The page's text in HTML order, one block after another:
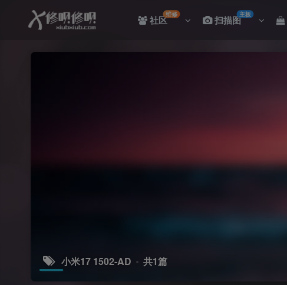
社区维修 扫描图主板
小米17 1502-AD 共1篇